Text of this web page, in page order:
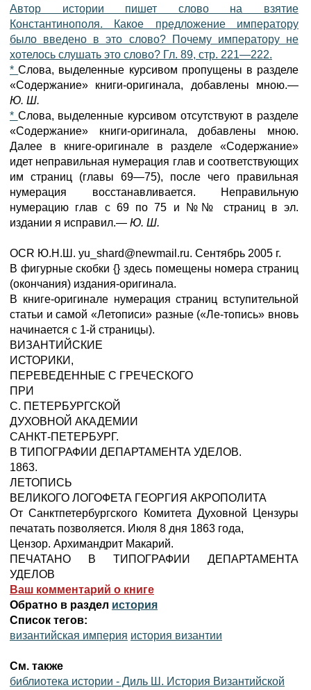
Автор истории пишет слово на взятие
Константинополя. Какое предложение императору
было введено в это слово? Почему императору не
хотелось слушать это слово? Гл. 89, стр. 221—222.
*Слова, выделенные курсивом пропущены в разделе
«Содержание» книги-оригинала, добавлены мною.—
Ю. Ш.
* Слова, выделенные курсивом отсутствуют в разделе
«Содержание» книги-оригинала, добавлены мною.
Далее в книге-оригинале в разделе «Содержание»
идет неправильная нумерация глав и соответствующих
им страниц (главы 69—75), после чего правильная
нумерация восстанавливается. Неправильную
нумерацию глав с 69 по 75 и №№ страниц в эл.
издании я исправил.— Ю. Ш.
OCR Ю.Н.Ш. yu_shard@newmail.ru. Сентябрь 2005 г.
В фигурные скобки {} здесь помещены номера страниц
(окончания) издания-оригинала.
В книге-оригинале нумерация страниц вступительной
статьи и самой «Летописи» разные («Ле-топись» вновь
начинается с 1-й страницы).
ВИЗАНТИЙСКИЕ
ИСТОРИКИ,
ПЕРЕВЕДЕННЫЕ С ГРЕЧЕСКОГО
ПРИ
С. ПЕТЕРБУРГСКОЙ
ДУХОВНОЙ АКАДЕМИИ
САНКТ-ПЕТЕРБУРГ.
В ТИПОГРАФИИ ДЕПАРТАМЕНТА УДЕЛОВ.
1863.
ЛЕТОПИСЬ
ВЕЛИКОГО ЛОГОФЕТА ГЕОРГИЯ АКРОПОЛИТА
От Санктпетербургского Комитета Духовной Цензуры
печатать позволяется. Июля 8 дня 1863 года,
Цензор. Архимандрит Макарий.
ПЕЧАТАНО В ТИПОГРАФИИ ДЕПАРТАМЕНТА
УДЕЛОВ
Ваш комментарий о книге
Обратно в раздел история
Список тегов:
византийская империя история византии
См. также
библиотека истории - Диль Ш. История Византийской